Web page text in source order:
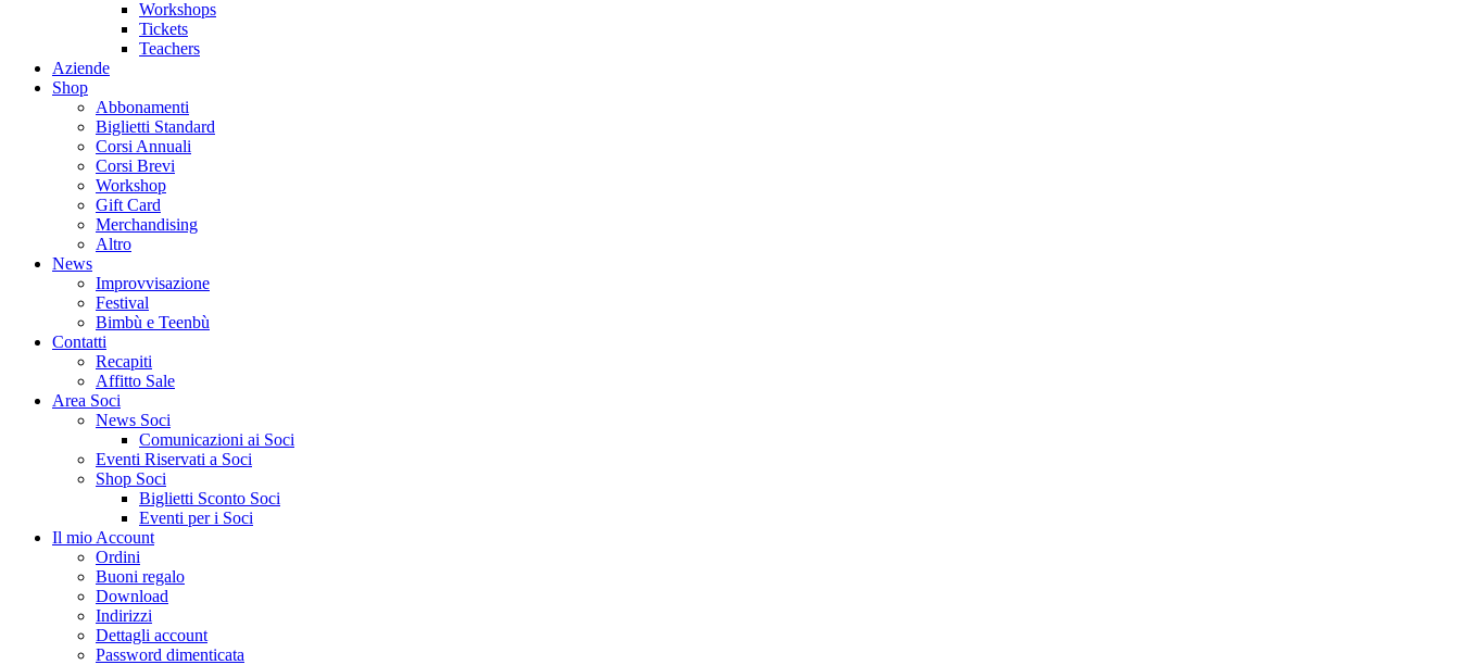
Workshops
Tickets
Teachers
Aziende
Shop
Abbonamenti
Biglietti Standard
Corsi Annuali
Corsi Brevi
Workshop
Gift Card
Merchandising
Altro
News
Improvvisazione
Festival
Bimbù e Teenbù
Contatti
Recapiti
Affitto Sale
Area Soci
News Soci
Comunicazioni ai Soci
Eventi Riservati a Soci
Shop Soci
Biglietti Sconto Soci
Eventi per i Soci
Il mio Account
Ordini
Buoni regalo
Download
Indirizzi
Dettagli account
Password dimenticata